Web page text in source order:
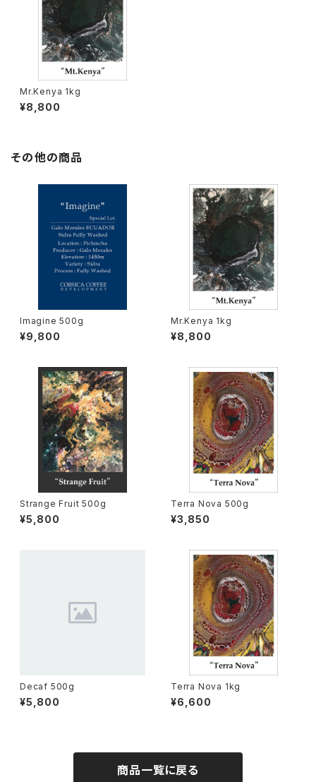
Mr.Kenya 1kg
¥8,800
その他の商品
Imagine 500g
¥9,800
Mr.Kenya 1kg
¥8,800
Strange Fruit 500g
¥5,800
Terra Nova 500g
¥3,850
Decaf 500g
¥5,800
Terra Nova 1kg
¥6,600
商品一覧に戻る